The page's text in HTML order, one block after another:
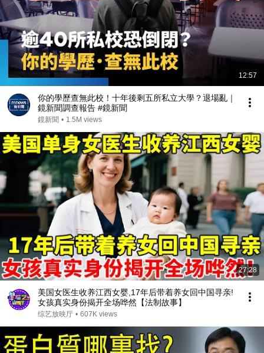
12:57
你的學歷查無此校！十年後剩五所私立大學？退場亂｜
鏡新聞調查報告 #鏡新聞
鏡新聞 • 1.5M views
27:28
美国女医生收养江西女婴,17年后带着养女回中国寻亲!
女孩真实身份揭开全场哗然【法制故事】
综艺放映厅 • 607K views